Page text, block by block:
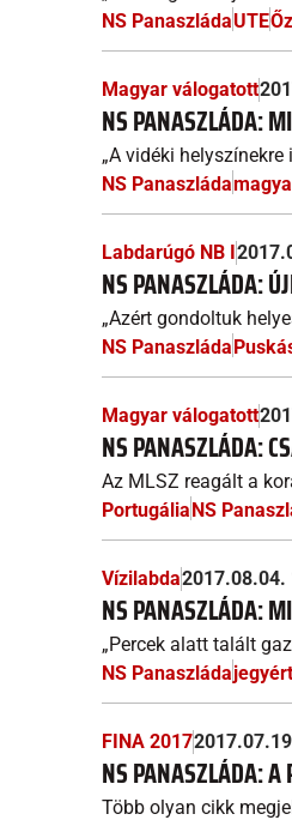
NS PanaszládaUTE
Magyar válogatott
NS PANASZLÁDA:
„A vidéki
NS Panaszláda
Labdarúgó NB I
NS PANASZLÁDA:
„Azért gondoltuk
NS Panaszláda
Magyar válogatott
NS PANASZLÁDA:
Az MLSZ reagált a
PortugáliaNS
Vízilabda2017.08.04.
NS PANASZLÁDA:
„Percek alatt talált
NS Panaszláda
FINA 2017
NS PANASZLÁDA: A
Több olyan cikk